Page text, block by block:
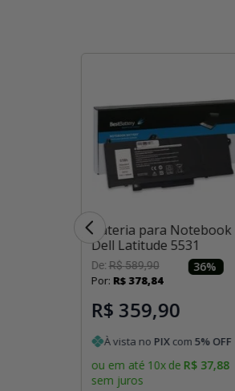
Bateria para Notebook
Dell Latitude 5531
De:R$589,90 36%
Por: R$ 378,84
R$ 359,90
À vista no PIXcom 5% OFF
ou em até 10xde R$ 37,88
sem juros